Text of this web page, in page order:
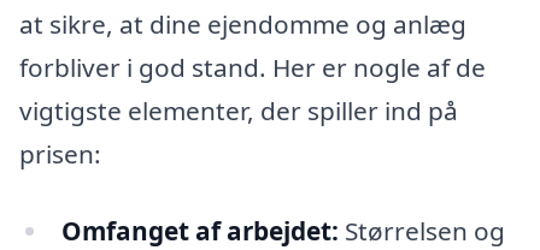
at sikre, at dine ejendomme og anlæg
forbliver i god stand. Her er nogle af de
vigtigste elementer, der spiller ind på
prisen:
Omfanget af arbejdet: Størrelsen og